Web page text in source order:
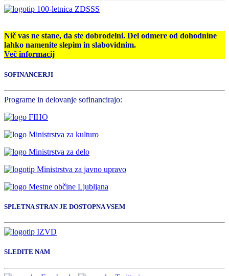
Nič vas ne stane, da ste dobrodelni. Del odmere od dohodnine
lahko namenite slepim in slabovidnim.
Več informacij
SOFINANCERJI
Programe in delovanje sofinancirajo:
SPLETNA STRAN JE DOSTOPNA VSEM
SLEDITE NAM